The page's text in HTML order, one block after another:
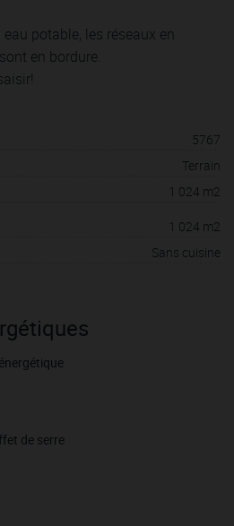
potable, les réseaux en
en bordure.
5767
Terrain
1 024 m2
1 024 m2
Sans cuisine
de serre